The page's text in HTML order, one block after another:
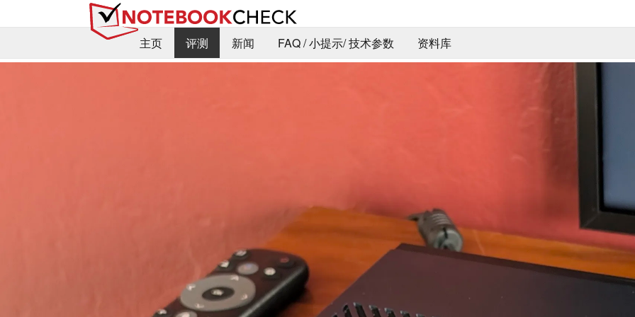
主页 评测 新闻 FAQ / 小提示/ 技术参数 资料库